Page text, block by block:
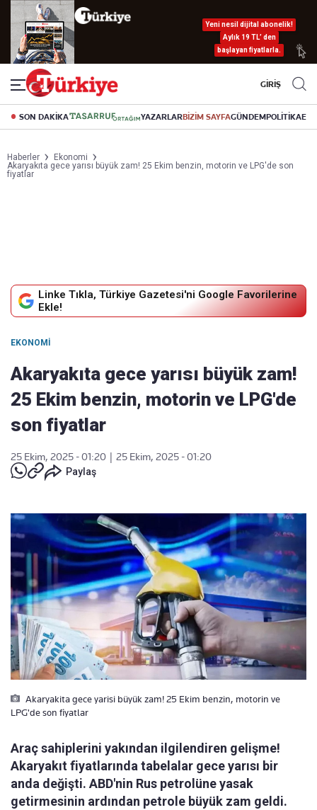
Yeni nesil dijital abonelik!
Aylık 19 TL’ den
başlayan fiyatlarla.
GİRİŞ
SON DAKİKA YAZARLARBİZİM SAYFAGÜNDEMPOLİTİKA
Haberler
Ekonomi
Akaryakıta gece yarısı büyük zam! 25 Ekim benzin, motorin ve LPG'de son
fiyatlar
Linke Tıkla, Türkiye Gazetesi'ni Google Favorilerine
Ekle!
EKONOMI
Akaryakıta gece yarısı büyük zam!
25 Ekim benzin, motorin ve LPG'de
son fiyatlar
25 Ekim, 2025 - 01:20
25 Ekim, 2025 - 01:20
Paylaş
Akaryakita gece yarisi büyük zam! 25 Ekim benzin, motorin ve
LPG'de son fiyatlar
Araç sahiplerini yakından ilgilendiren gelişme!
Akaryakıt fiyatlarında tabelalar gece yarısı bir
anda değişti. ABD'nin Rus petrolüne yasak
getirmesinin ardından petrole büyük zam geldi.